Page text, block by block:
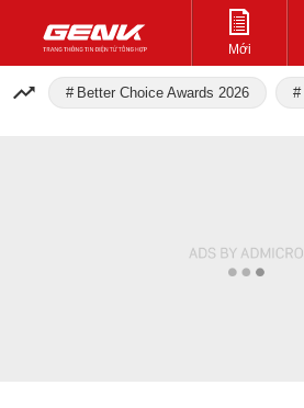
Mới
Better Choice Awards 2026